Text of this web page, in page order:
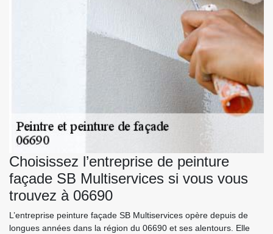
Choisissez l’entreprise de peinture
façade SB Multiservices si vous vous
trouvez à 06690
L’entreprise peinture façade SB Multiservices opère depuis de
longues années dans la région du 06690 et ses alentours. Elle